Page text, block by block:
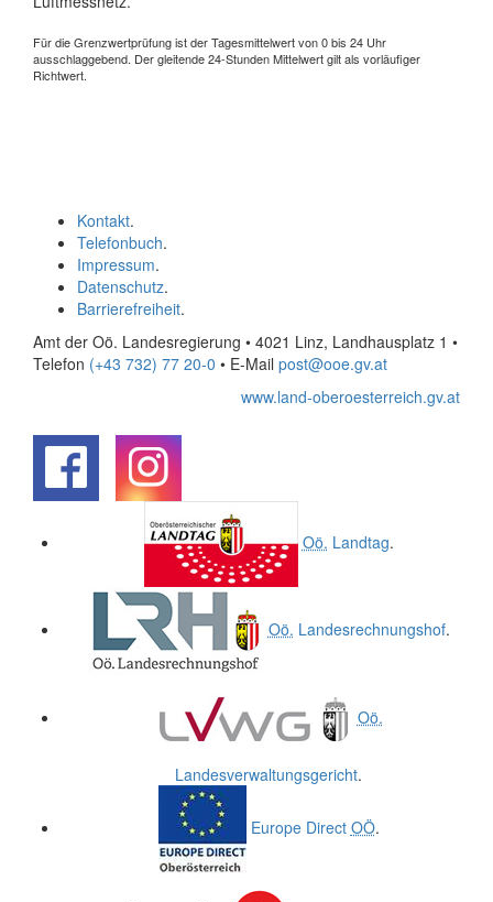
Für die Grenzwertprüfung ist der Tagesmittelwert von 0 bis 24 Uhr
ausschlaggebend. Der gleitende 24-Stunden Mittelwert gilt als vorläufiger
Richtwert.
Kontakt.
Telefonbuch.
Impressum.
Datenschutz.
Barrierefreiheit.
Amt der Oö. Landesregierung • 4021 Linz, Landhausplatz 1 •
Telefon (+43 732) 77 20-0 • E-Mail post@ooe.gv.at
www.land-oberoesterreich.gv.at
Oö. Landtag.
Oö. Landesrechnungshof.
Oö.
Landesverwaltungsgericht.
Europe Direct OÖ.